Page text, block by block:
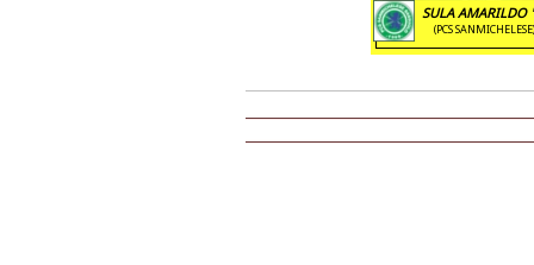
SULA AMARILDO
(PCS SANMICHELESE)